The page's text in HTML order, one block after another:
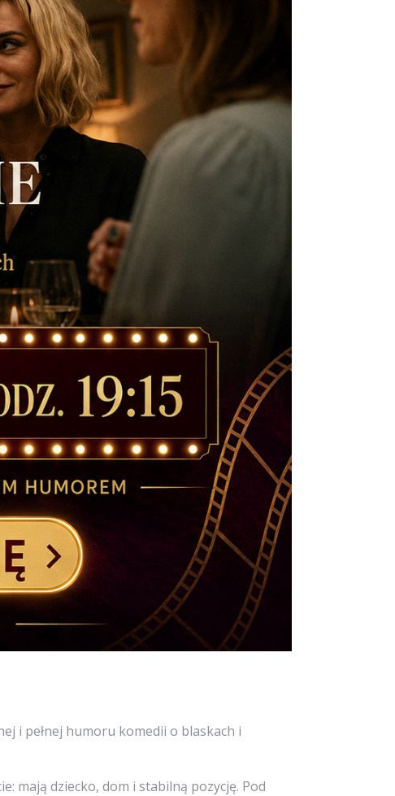
i pełnej humoru komedii o blaskach i
mają dziecko, dom i stabilną pozycję. Pod